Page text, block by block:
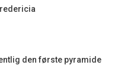
den første pyramide